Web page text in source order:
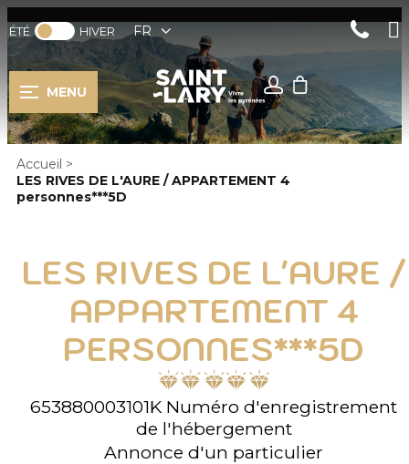
ÉTÉ HIVER FR
MENU
Accueil >
LES RIVES DE L'AURE / APPARTEMENT 4
personnes***5D
LES RIVES DE L'AURE /
APPARTEMENT 4
PERSONNES***5D
653880003101K Numéro d'enregistrement
de l'hébergement
Annonce d'un particulier